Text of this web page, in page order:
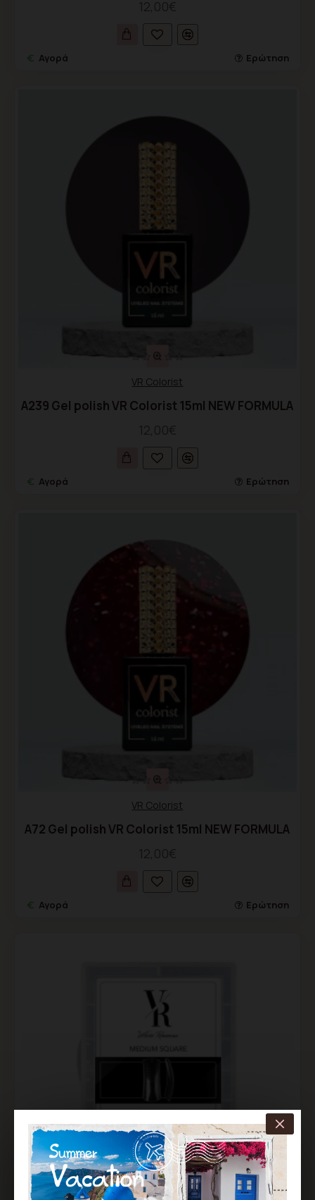
Αγορά Ερώτηση
VR Colorist
A239 Gel polish VR Colorist 15ml NEW FORMULA
Αγορά Ερώτηση
VR Colorist
A72 Gel polish VR Colorist 15ml NEW FORMULA
Αγορά Ερώτηση